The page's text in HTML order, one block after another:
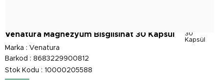
30
Kapsül
Venatura Magnezyum Bisglisinat 30 Kapsül
Marka : Venatura
Barkod : 8683229900812
Stok Kodu
10000205588